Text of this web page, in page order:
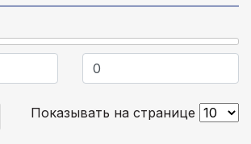
Показывать на странице